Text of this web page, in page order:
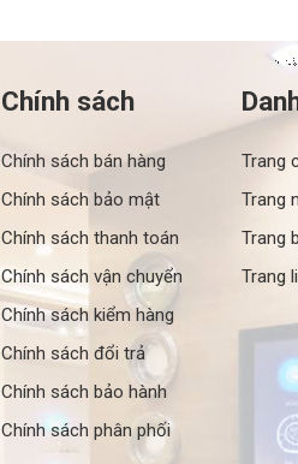
Chính sách
Chính sách bán hàng
Chính sách bảo mật
Chính sách thanh toán
Chính sách vận chuyển
Chính sách kiểm hàng
Chính sách đổi trả
Chính sách bảo hành
Chính sách phân phối
Trang
Trang
Trang
Trang